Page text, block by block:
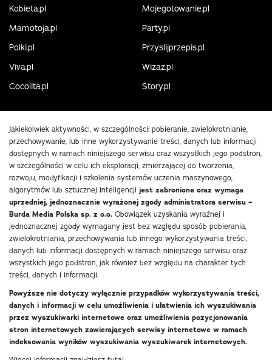
Kobieta.pl
Mojegotowanie.pl
Mamotoja.pl
Party.pl
Polki.pl
Przyslijprzepis.pl
Viva.pl
Wizaz.pl
Cocolita.pl
Story.pl
Jakiekolwiek aktywności, w szczególności: pobieranie, zwielokrotnianie,
przechowywanie, lub inne wykorzystywanie treści, danych lub informacji
dostępnych w ramach niniejszego serwisu oraz wszystkich jego podstron,
w szczególności w celu ich eksploracji, zmierzającej do tworzenia,
rozwoju, modyfikacji i szkolenia systemów uczenia maszynowego,
algorytmów lub sztucznej inteligencji jest zabronione oraz wymaga
uprzedniej, jednoznacznie wyrażonej zgody administratora serwisu –
Burda Media Polska sp. z o.o. Obowiązek uzyskania wyraźnej i
jednoznacznej zgody wymagany jest bez względu sposób pobierania,
zwielokrotniania, przechowywania lub innego wykorzystywania treści,
danych lub informacji dostępnych w ramach niniejszego serwisu oraz
wszystkich jego podstron, jak również bez względu na charakter tych
treści, danych i informacji.
Powyższe nie dotyczy wyłącznie przypadków wykorzystywania treści,
danych i informacji w celu umożliwienia i ułatwienia ich wyszukiwania
przez wyszukiwarki internetowe oraz umożliwienia pozycjonowania
stron internetowych zawierających serwisy internetowe w ramach
indeksowania wyników wyszukiwania wyszukiwarek internetowych.